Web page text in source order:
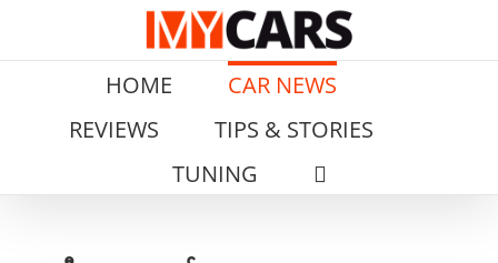
HOME
CAR NEWS
REVIEWS
TIPS & STORIES
TUNING